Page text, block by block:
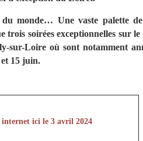
du monde… Une vaste palette
trois soirées exceptionnelles sur le
sur-Loire où sont notamment
et 15 juin.
ici le 3 avril 2024